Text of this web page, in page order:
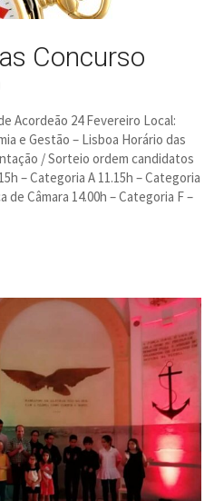
Concurso
Acordeão 24 Fevereiro Local:
e Gestão – Lisboa Horário das
/ Sorteio ordem candidatos
– Categoria A 11.15h – Categoria
de Câmara 14.00h – Categoria F –